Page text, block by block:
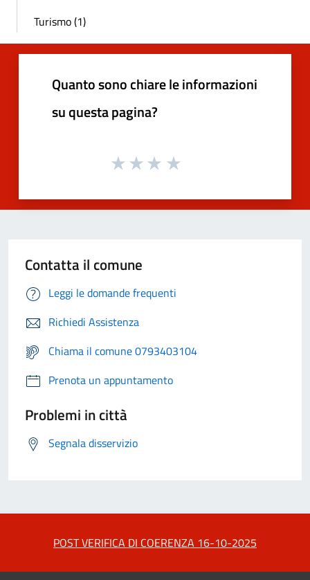
Turismo (1)
Quanto sono chiare le informazioni
su questa pagina?
Contatta il comune
Leggi le domande frequenti
Richiedi Assistenza
Chiama il comune 0793403104
Prenota un appuntamento
Problemi in città
Segnala disservizio
POST VERIFICA DI COERENZA 16-10-2025